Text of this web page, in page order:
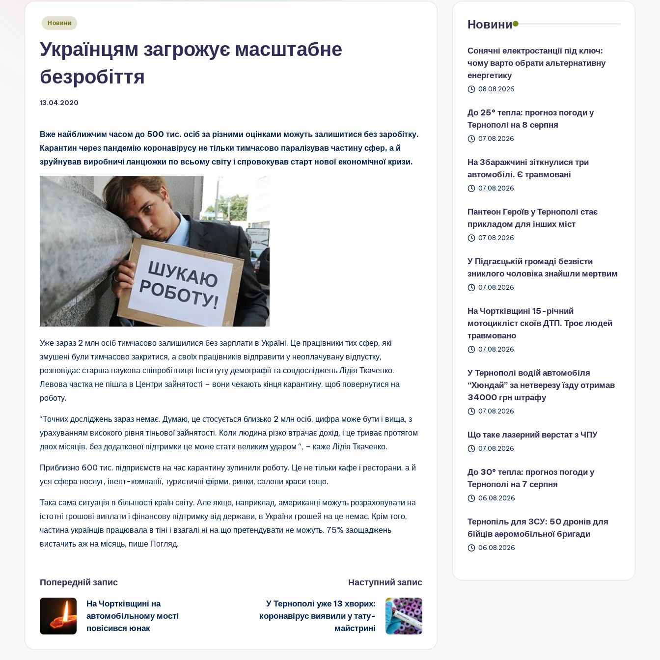
Опубліковано
Новини
Українцям загрожує масштабне
безробіття
13.04.2020
Вже найближчим часом до 500 тис. осіб за різними оцінками можуть залишитися без заробітку.
Карантин через пандемію коронавірусу не тільки тимчасово паралізував частину сфер, а й
зруйнував виробничі ланцюжки по всьому світу і спровокував старт нової економічної кризи.
Уже зараз 2 млн осіб тимчасово залишилися без зарплати в Україні. Це працівники тих сфер, які
змушені були тимчасово закритися, а своїх працівників відправити у неоплачувану відпустку,
розповідає старша наукова співробітниця Інституту демографії та соцдосліджень Лідія Ткаченко.
Левова частка не пішла в Центри зайнятості – вони чекають кінця карантину, щоб повернутися на
роботу.
“Точних досліджень зараз немає. Думаю, це стосується близько 2 млн осіб, цифра може бути і вища, з
урахуванням високого рівня тіньової зайнятості. Коли людина різко втрачає дохід, і це триває протягом
двох місяців, без додаткової підтримки це може стати великим ударом “, – каже Лідія Ткаченко.
Приблизно 600 тис. підприємств на час карантину зупинили роботу. Це не тільки кафе і ресторани, а й
уся сфера послуг, івент-компанії, туристичні фірми, ринки, салони краси тощо.
Така сама ситуація в більшості країн світу. Але якщо, наприклад, американці можуть розраховувати на
істотні грошові виплати і фінансову підтримку від держави, в України грошей на це немає. Крім того,
частина українців працювала в тіні і взагалі ні на що претендувати не можуть. 75% заощаджень
вистачить аж на місяць, пише Погляд.
Навігація
по
запису
Попередній запис
На Чортківщині на
автомобільному мості
повісився юнак
Наступний запис
У Тернополі уже 13 хворих:
коронавірус виявили у тату-
майстрині
Новини
Сонячні електростанції під ключ:
чому варто обрати альтернативну
енергетику
08.08.2026
До 25° тепла: прогноз погоди у
Тернополі на 8 серпня
07.08.2026
На Збаражчині зіткнулися три
автомобілі. Є травмовані
07.08.2026
Пантеон Героїв у Тернополі стає
прикладом для інших міст
07.08.2026
У Підгаєцькій громаді безвісти
зниклого чоловіка знайшли мертвим
07.08.2026
На Чортківщині 15-річний
мотоцикліст скоїв ДТП. Троє людей
травмовано
07.08.2026
У Тернополі водій автомобіля
“Хюндай” за нетверезу їзду отримав
34000 грн штрафу
07.08.2026
Що таке лазерний верстат з ЧПУ
07.08.2026
До 30° тепла: прогноз погоди у
Тернополі на 7 серпня
06.08.2026
Тернопіль для ЗСУ: 50 дронів для
бійців аеромобільної бригади
06.08.2026